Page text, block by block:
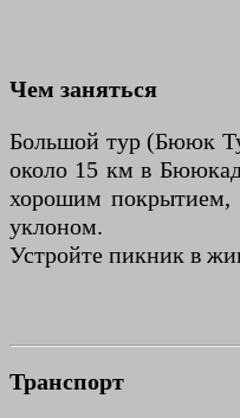
Чем заняться
Большой тур (Бююк
около 15 км в
хорошим
уклоном.
Устройте пикник в
Транспорт